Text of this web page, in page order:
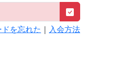
を忘れた ｜ 入会方法